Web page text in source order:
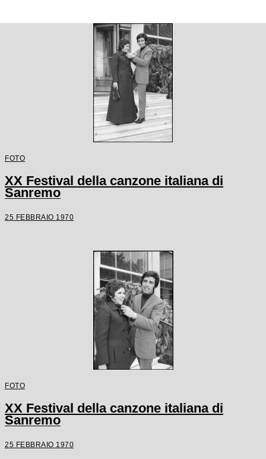
FOTO
XX Festival della canzone italiana di
Sanremo
25 FEBBRAIO 1970
FOTO
XX Festival della canzone italiana di
Sanremo
25 FEBBRAIO 1970